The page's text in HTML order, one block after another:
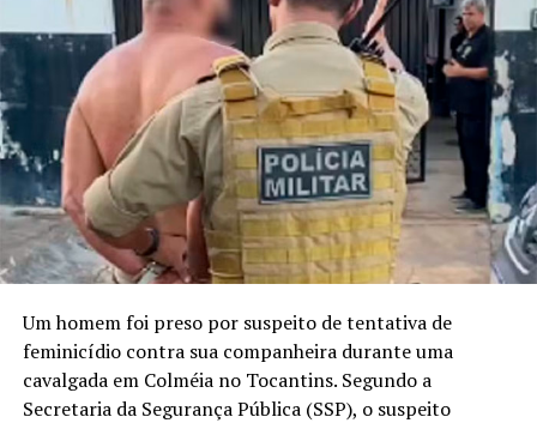
Um homem foi preso por suspeito de tentativa de
feminicídio contra sua companheira durante uma
cavalgada em Colméia no Tocantins. Segundo a
Secretaria da Segurança Pública (SSP), o suspeito